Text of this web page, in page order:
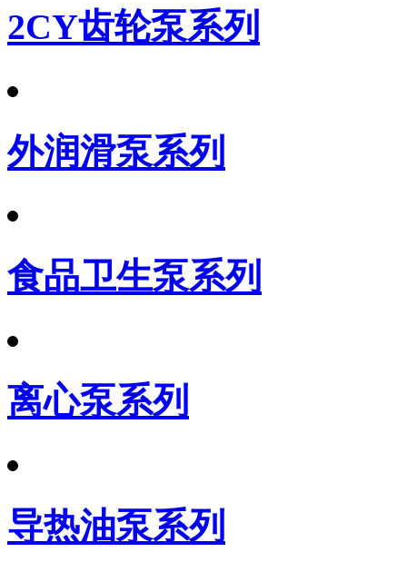
2CY齿轮泵系列
外润滑泵系列
食品卫生泵系列
离心泵系列
导热油泵系列